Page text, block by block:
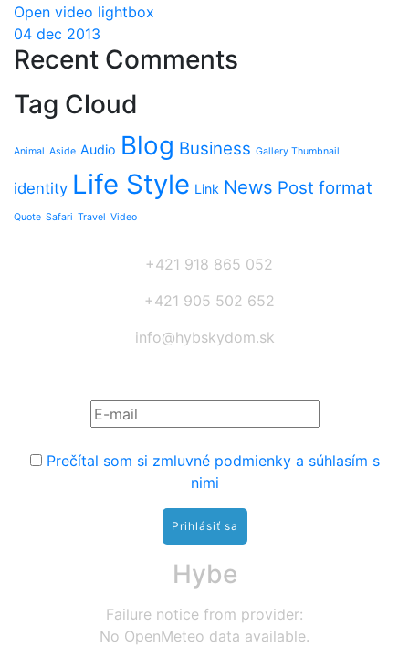
Open video lightbox
04 dec 2013
Recent Comments
Tag Cloud
Animal Aside Audio Blog Business Gallery Thumbnail
identity Life Style Link News Post format
Quote Safari Travel Video
+421 918 865 052
+421 905 502 652
info@hybskydom.sk
Prečítal som si zmluvné podmienky a súhlasím s
nimi
Hybe
Failure notice from provider:
No OpenMeteo data available.